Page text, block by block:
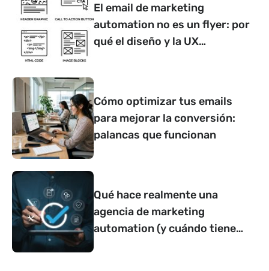
El email de marketing
automation no es un flyer: por
qué el diseño y la UX
Cómo optimizar tus emails
para mejorar la conversión:
palancas que funcionan
Qué hace realmente una
agencia de marketing
automation (y cuándo tiene